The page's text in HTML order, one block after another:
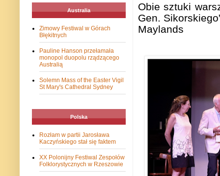
Obie sztuki
Gen.
Maylands
Australia
Zimowy Festiwal w Górach
Błękitnych
Pauline Hanson przełamała
monopol duopolu rządzącego
Australią
Solemn Mass of the Easter Vigil
St Mary's Cathedral Sydney
Polska
Rozłam w partii Jarosława
Kaczyńskiego stał się faktem
XX Polonijny Festiwal Zespołów
Folklorystycznych w Rzeszowie